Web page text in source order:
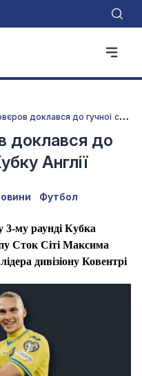
М
аксим Таловєров доклався до гучної сенсації в Кубку Англії
доклався до
Англії
Футбол
3-му раунді Кубка
Сток Сіті Максима
дивізіону Ковентрі